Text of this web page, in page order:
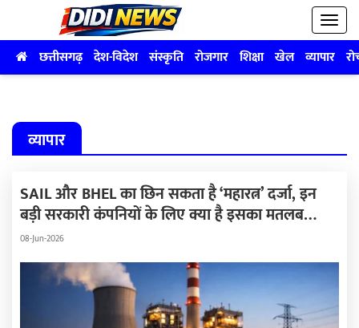
छत्तीसगढ़ देश-विदेश संस्कृति रोजगार शिक्षा खेल व्यापार
व्यापार
SAIL और BHEL का छिन सकता है ‘महारत्न’ दर्जा, इन
बड़ी सरकारी कंपनियों के लिए क्या है इसका मतलब…
08-Jun-2026